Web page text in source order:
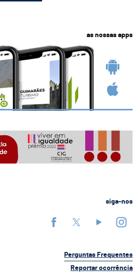
as nossas apps
siga-nos
Perguntas Frequentes
Reportar ocorrência